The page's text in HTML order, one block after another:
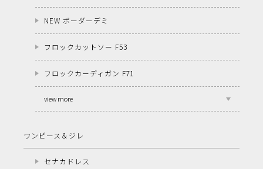
NEW ボーダーデミ
フロックカットソー F53
フロックカーディガン F71
view more
ワンピース＆ジレ
セナカドレス